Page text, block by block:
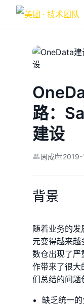
路：
建设
周成 2019-
背景
随着业务的
元变得越来越
数仓出现了严
作带来了很大
们总结的问题
缺乏统一的